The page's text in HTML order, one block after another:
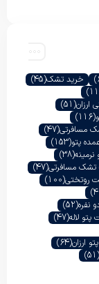
خرید تشک(45)
ارزان(51)
(116)
مسافرتی(47)
پتو(153)
(38)
مسافرتی(47)
روتختی(100)
نفره(52)
لاله(47)
پتو ارزان(64)
(51)